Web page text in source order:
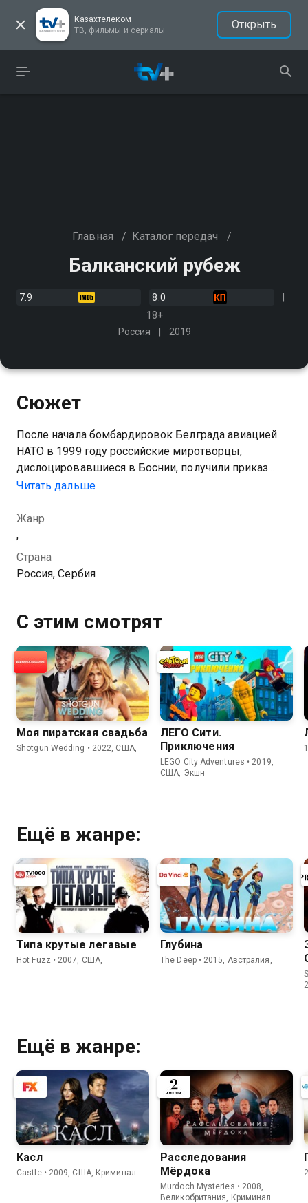
Казахтелеком
ТВ, фильмы и сериалы
Открыть
Главная / Каталог передач /
Балканский рубеж
7.9
8.0
18+
Россия
2019
Сюжет
После начала бомбардировок Белграда авиацией
НАТО в 1999 году российские миротворцы,
дислоцировавшиеся в Боснии, получили приказ
совершить марш-бросок и занять аэропорт в
Читать дальше
Жанр
,
Страна
Россия, Сербия
С этим смотрят
Моя пиратская свадьба
Shotgun Wedding • 2022, США,
ЛЕГО Сити.
Приключения
LEGO City Adventures • 2019,
США, Экшн
Ещё в жанре:
Типа крутые легавые
Hot Fuzz • 2007, США,
Глубина
The Deep • 2015, Австралия,
Ещё в жанре:
Касл
Castle • 2009, США, Криминал
Расследования
Мёрдока
Murdoch Mysteries • 2008,
Великобритания, Криминал